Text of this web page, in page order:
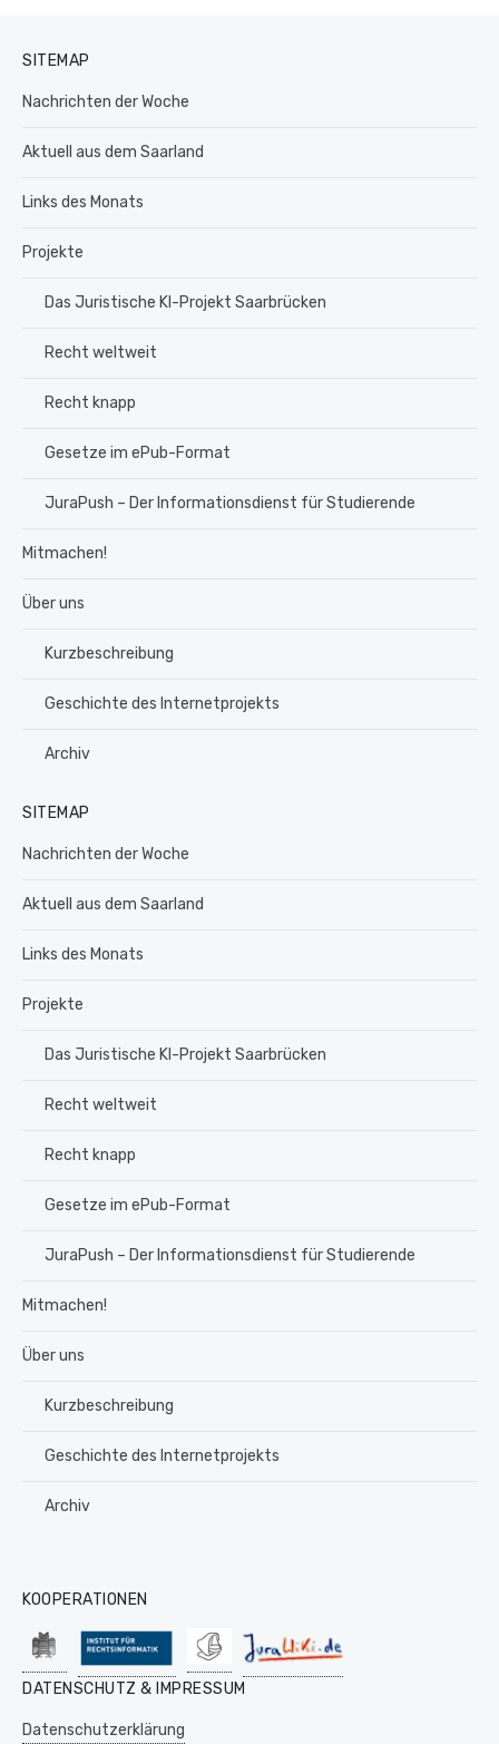
SITEMAP
Nachrichten der Woche
Aktuell aus dem Saarland
Links des Monats
Projekte
Das Juristische KI-Projekt Saarbrücken
Recht weltweit
Recht knapp
Gesetze im ePub-Format
JuraPush – Der Informationsdienst für Studierende
Mitmachen!
Über uns
Kurzbeschreibung
Geschichte des Internetprojekts
Archiv
SITEMAP
Nachrichten der Woche
Aktuell aus dem Saarland
Links des Monats
Projekte
Das Juristische KI-Projekt Saarbrücken
Recht weltweit
Recht knapp
Gesetze im ePub-Format
JuraPush – Der Informationsdienst für Studierende
Mitmachen!
Über uns
Kurzbeschreibung
Geschichte des Internetprojekts
Archiv
KOOPERATIONEN
DATENSCHUTZ & IMPRESSUM
Datenschutzerklärung